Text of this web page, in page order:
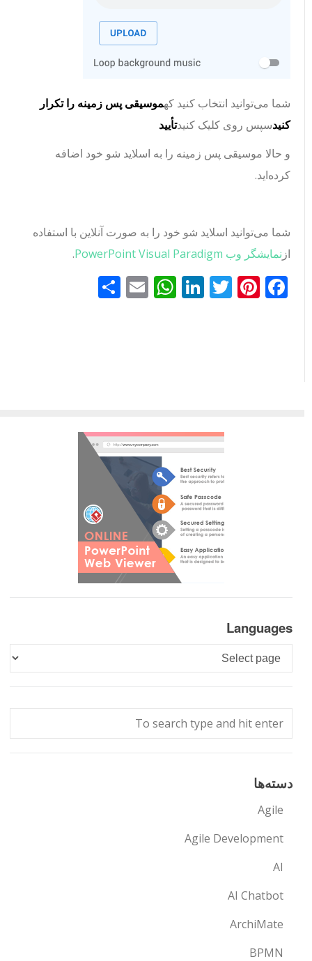
شما می‌توانید انتخاب کنید کهموسیقی پس زمینه را تکرار
کنیدسپس روی کلیک کنیدتأیید
و حالا موسیقی پس زمینه را به اسلاید شو خود اضافه
کرده‌اید.
شما می‌توانید اسلاید شو خود را به صورت آنلاین با استفاده
نمایشگر وب PowerPoint Visual Paradigm .
Facebook
Pinterest
Twitter
LinkedIn
WhatsApp
Emailاشتراک
Languages
Languages
دسته‌ها
Agile
Agile Development
AI
AI Chatbot
ArchiMate
BPMN